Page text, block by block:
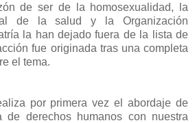
de ser de la homosexualidad, la
de la salud y la Organización
la han dejado fuera de la lista de
fue originada tras una completa
el tema.
por primera vez el abordaje de
de derechos humanos con nuestra